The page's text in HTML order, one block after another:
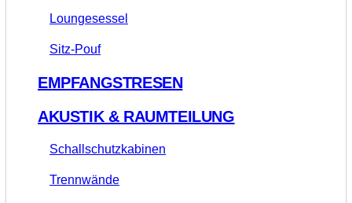
Loungesessel
Sitz-Pouf
EMPFANGSTRESEN
AKUSTIK & RAUMTEILUNG
Schallschutzkabinen
Trennwände